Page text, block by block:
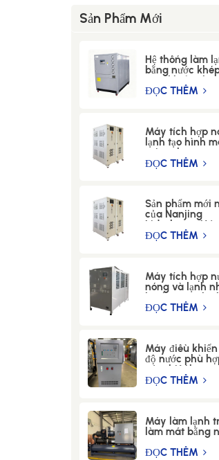
Sản Phẩm Mới
Hệ thống làm
bằng nước
điều khiển nhiệt
chính xác, dùng
ĐỌC THÊM
Máy tích hợp
lạnh tạo hình
sợi carbon
ĐỌC THÊM
Sản phẩm mới
của Nanjing
Lidesheng:
chu kỳ nhiệt độ
ĐỌC THÊM
Máy tích hợp
nóng và lạnh
lớp bảo vệ,
cho nghiên cứu
ĐỌC THÊM
Máy điều
độ nước phù
các thiết bị đo
xác - LWM-30-
ĐỌC THÊM
Máy làm lạnh
làm mát bằng
Dòng BSL (-
100WSEM
ĐỌC THÊM